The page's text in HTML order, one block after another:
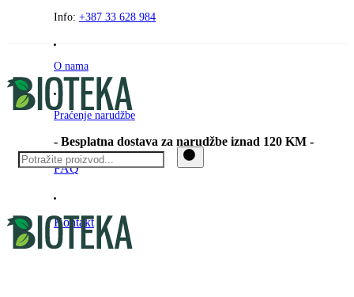
PreskočiteInfo: +387 33 628 984
O nama
Praćenje narudžbe
- Besplatna dostava za narudžbe iznad 120 KM -
FAQ
Kontakt